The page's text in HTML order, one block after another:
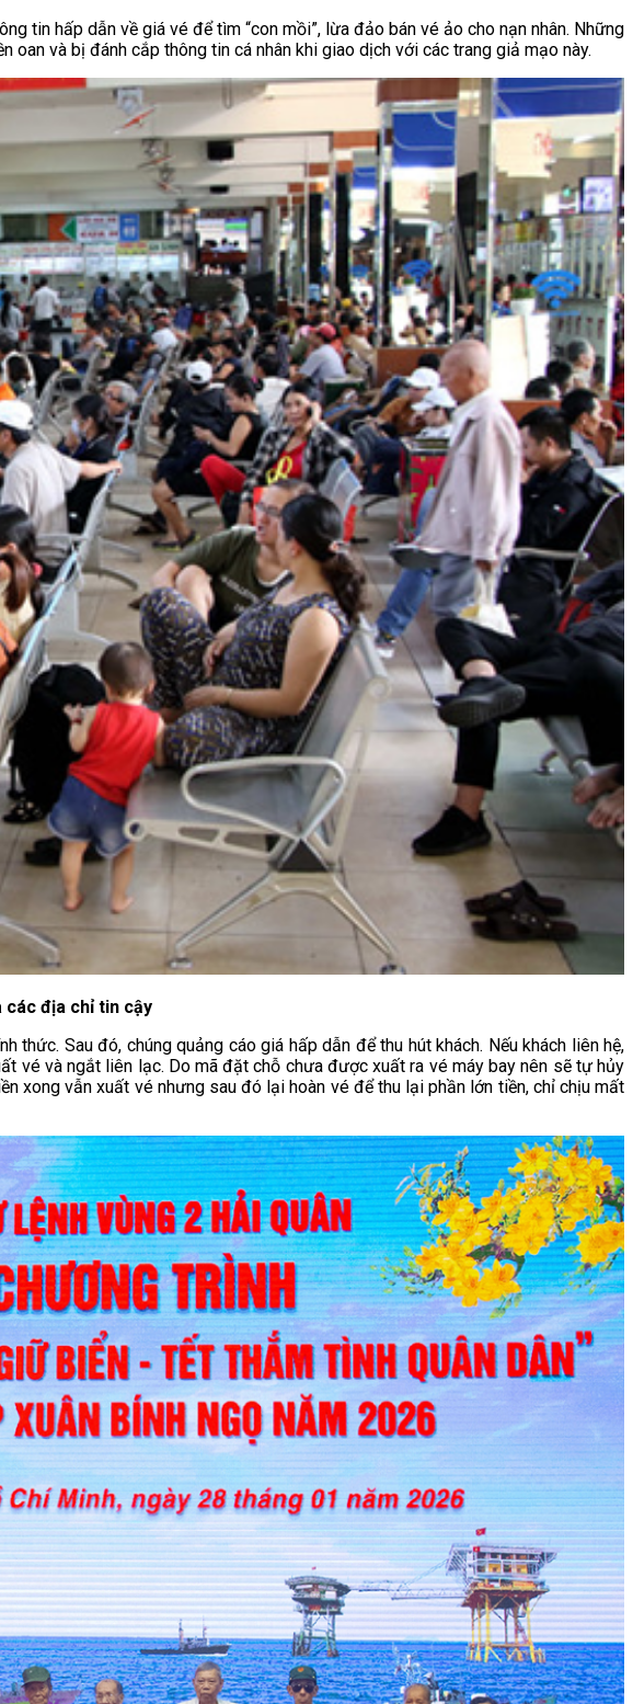
tin hấp dẫn về giá vé để tìm “con mồi”, lừa đảo bán vé ảo cho nạn nhân. Những
và bị đánh cắp thông tin cá nhân khi giao dịch với các trang giả mạo này.
các địa chỉ tin cậy
Sau đó, chúng quảng cáo giá hấp dẫn để thu hút khách. Nếu khách liên hệ,
vé và ngắt liên lạc. Do mã đặt chỗ chưa được xuất ra vé máy bay nên sẽ tự hủy
xong vẫn xuất vé nhưng sau đó lại hoàn vé để thu lại phần lớn tiền, chỉ chịu mất